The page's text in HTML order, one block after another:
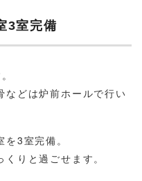
3室完備
などは炉前ホールで行い
3室完備。
りと過ごせます。